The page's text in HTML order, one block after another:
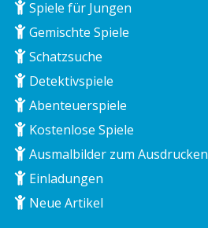
Spiele für Jungen
Gemischte Spiele
Schatzsuche
Detektivspiele
Abenteuerspiele
Kostenlose Spiele
Ausmalbilder zum Ausdrucken
Einladungen
Neue Artikel